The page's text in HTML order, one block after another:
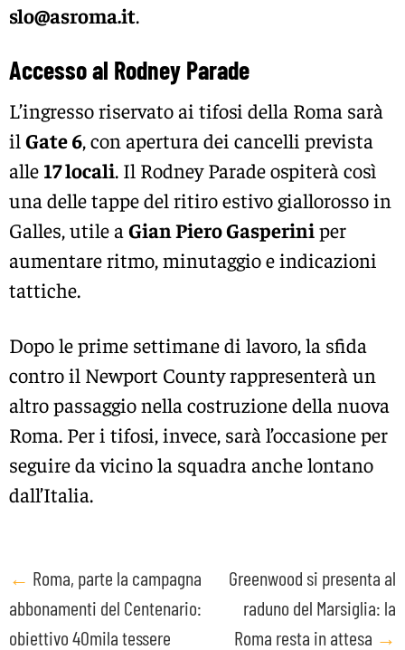
slo@asroma.it.
Accesso al Rodney Parade
L’ingresso riservato ai tifosi della Roma sarà
il Gate 6, con apertura dei cancelli prevista
alle 17 locali. Il Rodney Parade ospiterà così
una delle tappe del ritiro estivo giallorosso in
Galles, utile a Gian Piero Gasperiniper
aumentare ritmo, minutaggio e indicazioni
tattiche.
Dopo le prime settimane di lavoro, la sfida
contro il Newport County rappresenterà un
altro passaggio nella costruzione della nuova
Roma. Per i tifosi, invece, sarà l’occasione per
seguire da vicino la squadra anche lontano
dall’Italia.
Post
navigation
← Roma, parte la campagna
abbonamenti del Centenario:
obiettivo 40mila tessere
Greenwood si presenta al
raduno del Marsiglia: la
Roma resta in attesa →